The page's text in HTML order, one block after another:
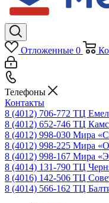
Отложенные 0
Телефоны
Контакты
8 (4012) 706-772 ТЦ
8 (4012) 652-746 ТЦ
8 (4012) 998-030 Мира
8 (4012) 998-225 Мира
8 (4012) 998-167 Мира
8 (4014) 131-790 ТЦ
8 (4016) 142-506 ТЦ
8 (4014) 566-162 ТЦ